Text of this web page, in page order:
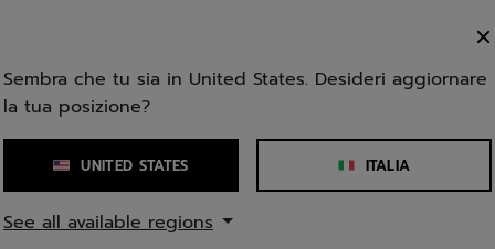
Sembra che tu sia in United States. Desideri aggiornare
la tua posizione?
UNITED STATES ITALIA
See all available regions